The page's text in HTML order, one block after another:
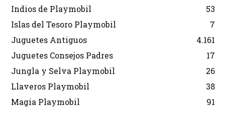
Indios de Playmobil
53
Islas del Tesoro Playmobil
7
Juguetes Antiguos
4.161
Juguetes Consejos Padres
17
Jungla y Selva Playmobil
26
Llaveros Playmobil
38
Magia Playmobil
91